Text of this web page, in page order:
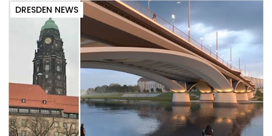
DRESDEN NEWS